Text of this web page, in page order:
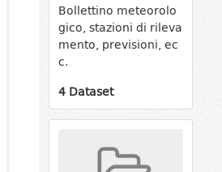
Bollettino meteorolo
gico, stazioni di rileva
mento, previsioni, ec
c.
4 Dataset